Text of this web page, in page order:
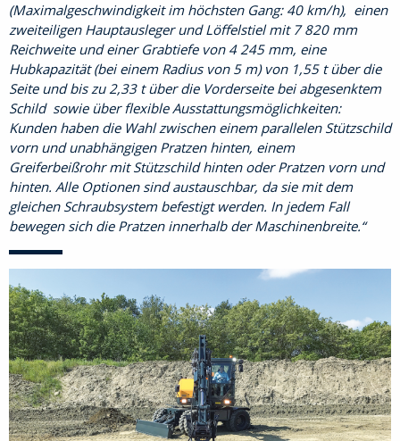
(Maximalgeschwindigkeit im höchsten Gang: 40 km/h), einen
zweiteiligen Hauptausleger und Löffelstiel mit 7 820 mm
Reichweite und einer Grabtiefe von 4 245 mm, eine
Hubkapazität (bei einem Radius von 5 m) von 1,55 t über die
Seite und bis zu 2,33 t über die Vorderseite bei abgesenktem
Schild sowie über flexible Ausstattungsmöglichkeiten:
Kunden haben die Wahl zwischen einem parallelen Stützschild
vorn und unabhängigen Pratzen hinten, einem
Greiferbeißrohr mit Stützschild hinten oder Pratzen vorn und
hinten. Alle Optionen sind austauschbar, da sie mit dem
gleichen Schraubsystem befestigt werden. In jedem Fall
bewegen sich die Pratzen innerhalb der Maschinenbreite.